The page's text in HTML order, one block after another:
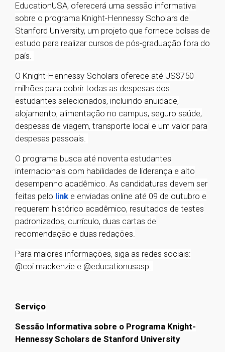
EducationUSA, oferecerá uma sessão informativa
sobre o programa Knight-Hennessy Scholars de
Stanford University, um projeto que fornece bolsas de
estudo para realizar cursos de pós-graduação fora do
país.
O Knight-Hennessy Scholars oferece até US$750
milhões para cobrir todas as despesas dos
estudantes selecionados, incluindo anuidade,
alojamento, alimentação no campus, seguro saúde,
despesas de viagem, transporte local e um valor para
despesas pessoais.
O programa busca até noventa estudantes
internacionais com habilidades de liderança e alto
desempenho acadêmico. As candidaturas devem ser
feitas pelo link e enviadas online até 09 de outubro e
requerem histórico acadêmico, resultados de testes
padronizados, currículo, duas cartas de
recomendação e duas redações.
Para maiores informações, siga as redes sociais:
@coi.mackenzie e @educationusasp.
Serviço
Sessão Informativa sobre o Programa Knight-
Hennessy Scholars de Stanford University